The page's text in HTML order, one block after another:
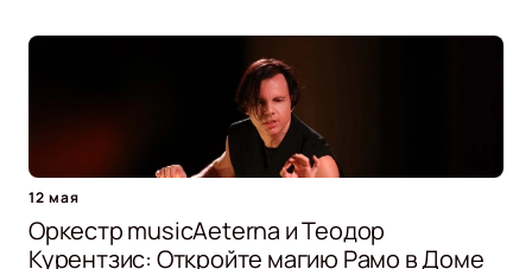
12 мая
Оркестр musicAeterna и Теодор
Курентзис: Откройте магию Рамо в Доме